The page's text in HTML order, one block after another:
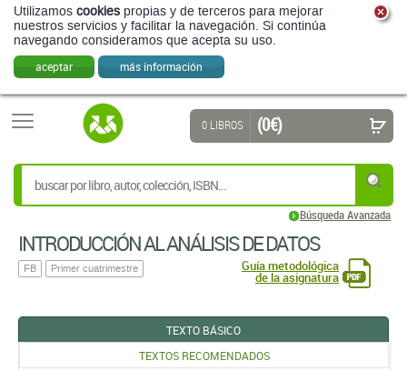
Utilizamos cookies propias y de terceros para mejorar
nuestros servicios y facilitar la navegación. Si continúa
navegando consideramos que acepta su uso.
aceptar más información
Búsqueda Avanzada
0 LIBROS (0 €)
INTRODUCCIÓN AL ANÁLISIS DE DATOS
FB Primer cuatrimestre Guía metodológica
de la asignatura
TEXTO BÁSICO
TEXTOS RECOMENDADOS